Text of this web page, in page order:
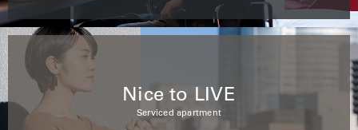
Nice to LIVE
Serviced apartment